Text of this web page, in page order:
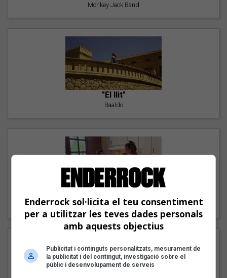
Monkey Jack Band
"El llit"
Baaldo
Carmen y María
Enderrock sol·licita el teu consentiment
per a utilitzar les teves dades personals
amb aquests objectius
Publicitat i continguts personalitzats, mesurament de
la publicitat i del contingut, investigació sobre el
públic i desenvolupament de serveis